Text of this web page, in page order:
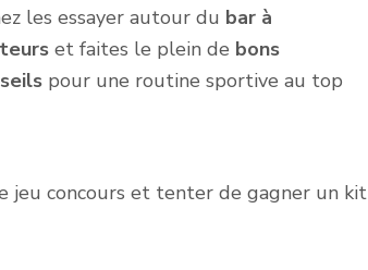
les essayer autour du bar à
et faites le plein de bons
pour une routine sportive au top
jeu concours et tenter de gagner un kit